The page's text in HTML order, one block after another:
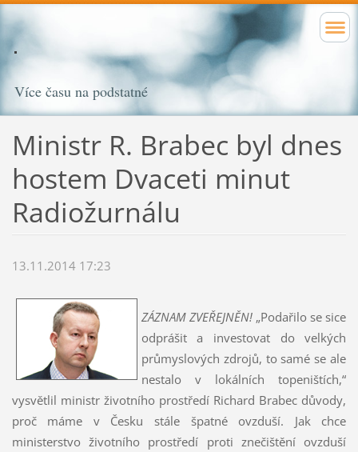
Více času na podstatné
Ministr R. Brabec byl dnes
hostem Dvaceti minut
Radiožurnálu
13.11.2014 17:23
ZÁZNAM ZVEŘEJNĚN! „Podařilo se sice
odprášit a investovat do velkých
průmyslových zdrojů, to samé se ale
nestalo v lokálních topeništích,“
vysvětlil ministr životního prostředí Richard Brabec důvody,
proč máme v Česku stále špatné ovzduší. Jak chce
ministerstvo životního prostředí proti znečištění ovzduší